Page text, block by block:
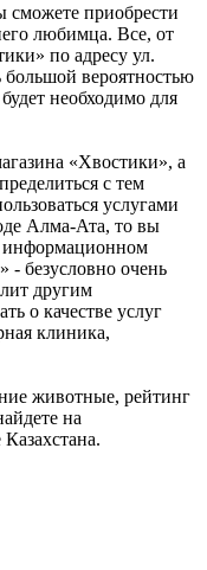
сможете приобрести
любимца. Все, от
по адресу ул.
вероятностью
необходимо для
«Хвостики», а
с тем
услугами
Алма-Ата, то вы
информационном
- безусловно очень
другим
о качестве услуг
клиника,
животные, рейтинг
на